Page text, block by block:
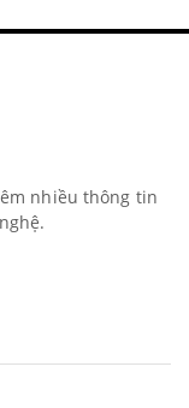
nhiều thông tin